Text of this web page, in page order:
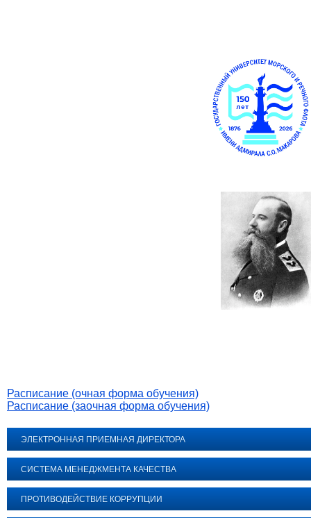
Расписание (очная форма обучения)
Расписание (заочная форма обучения)
ЭЛЕКТРОННАЯ ПРИЕМНАЯ ДИРЕКТОРА
СИСТЕМА МЕНЕДЖМЕНТА КАЧЕСТВА
ПРОТИВОДЕЙСТВИЕ КОРРУПЦИИ